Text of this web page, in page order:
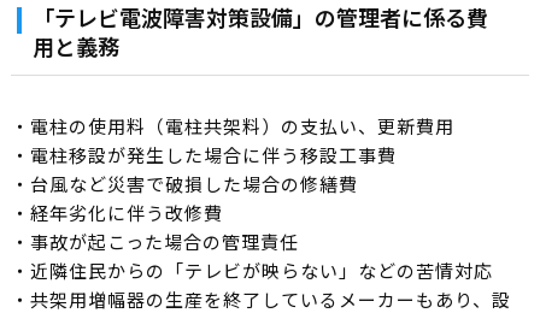
「テレビ電波障害対策設備」の管理者に係る費
用と義務
・電柱の使用料（電柱共架料）の支払い、更新費用
・電柱移設が発生した場合に伴う移設工事費
・台風など災害で破損した場合の修繕費
・経年劣化に伴う改修費
・事故が起こった場合の管理責任
・近隣住民からの「テレビが映らない」などの苦情対応
・共架用増幅器の生産を終了しているメーカーもあり、設